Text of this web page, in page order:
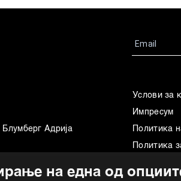
на една од
Адрија
Услови за
Импресум
Политика
Политика
Употреба